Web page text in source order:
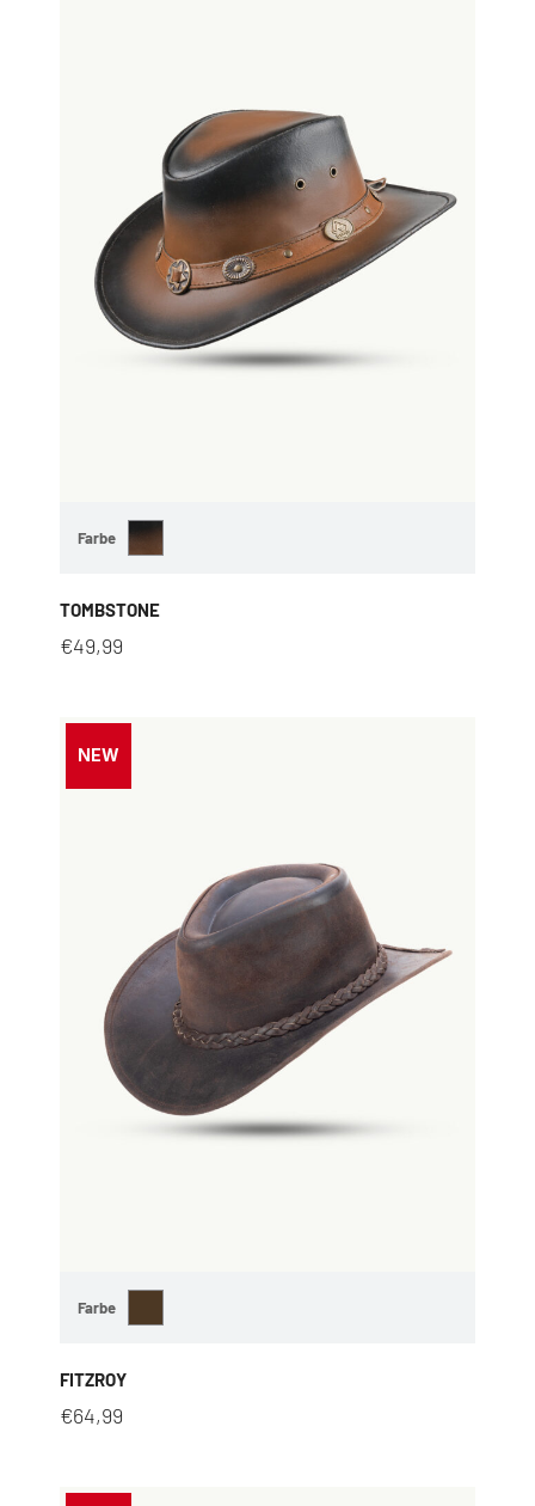
Farbe
TOMBSTONE
€49,99
NEW
Farbe
FITZROY
€64,99